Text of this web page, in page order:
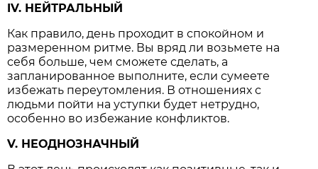
IV. НЕЙТРАЛЬНЫЙ
Как правило, день проходит в спокойном и
размеренном ритме. Вы вряд ли возьмете на
себя больше, чем сможете сделать, а
запланированное выполните, если сумеете
избежать переутомления. В отношениях с
людьми пойти на уступки будет нетрудно,
особенно во избежание конфликтов.
V. НЕОДНОЗНАЧНЫЙ